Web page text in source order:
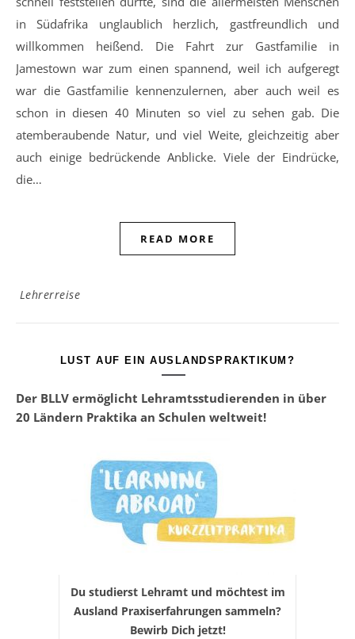
in Südafrika unglaublich herzlich, gastfreundlich und
willkommen heißend. Die Fahrt zur Gastfamilie in
Jamestown war zum einen spannend, weil ich aufgeregt
war die Gastfamilie kennenzulernen, aber auch weil es
schon in diesen 40 Minuten so viel zu sehen gab. Die
atemberaubende Natur, und viel Weite, gleichzeitig aber
auch einige bedrückende Anblicke. Viele der Eindrücke,
die…
READ MORE
Lehrerreise
LUST AUF EIN AUSLANDSPRAKTIKUM?
Der BLLV ermöglicht Lehramtsstudierenden in über
20 Ländern Praktika an Schulen weltweit!
Du studierst Lehramt und möchtest im
Ausland Praxiserfahrungen sammeln?
Bewirb Dich jetzt!